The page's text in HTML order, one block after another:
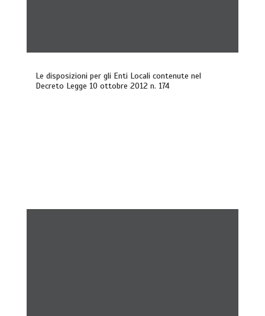
Le disposizioni per gli Enti Locali contenute nel
Decreto Legge 10 ottobre 2012 n. 174